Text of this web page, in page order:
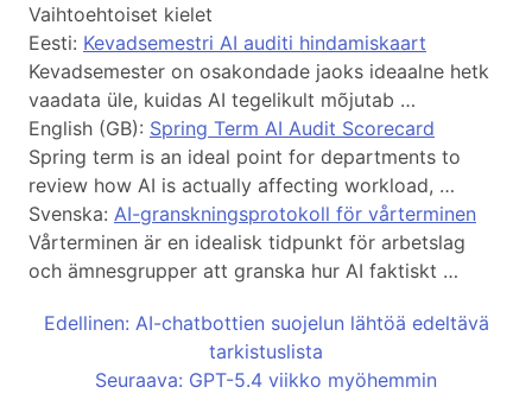
Vaihtoehtoiset kielet
Eesti: Kevadsemestri AI auditi hindamiskaart
Kevadsemester on osakondade jaoks ideaalne hetk
vaadata üle, kuidas AI tegelikult mõjutab …
English (GB): Spring Term AI Audit Scorecard
Spring term is an ideal point for departments to
review how AI is actually affecting workload, …
Svenska: AI-granskningsprotokoll för vårterminen
Vårterminen är en idealisk tidpunkt för arbetslag
och ämnesgrupper att granska hur AI faktiskt …
Edellinen: AI-chatbottien suojelun lähtöä edeltävä
tarkistuslista
Seuraava: GPT-5.4 viikko myöhemmin